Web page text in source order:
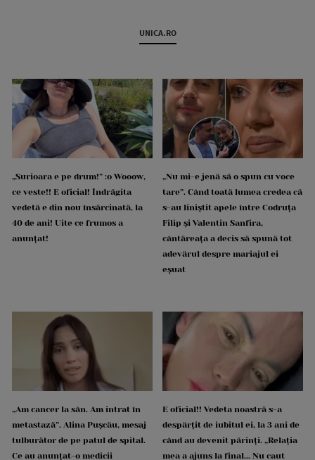
UNICA.RO
„Surioara e pe drum!” :o Wooow,
ce veste!! E oficial! Îndrăgita
vedetă e din nou însărcinată, la
40 de ani! Uite ce frumos a
anunțat!
„Nu mi-e jenă să o spun cu voce
tare”. Când toată lumea credea că
s-au liniștit apele între Codruța
Filip și Valentin Sanfira,
cântăreața a decis să spună tot
adevărul despre mariajul ei
eșuat
„Am cancer la sân. Am intrat în
metastază”. Alina Pușcău, mesaj
tulburător de pe patul de spital.
Ce au anunțat-o medicii
E oficial!! Vedeta noastră s-a
despărțit de iubitul ei, la 3 ani de
când au devenit părinți. „Relația
mea a ajuns la final... Nu caut